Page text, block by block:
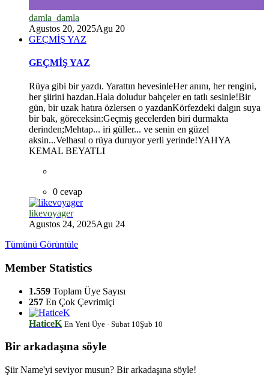
damla_damla
Agustos 20, 2025Agu 20
GEÇMİŞ YAZ
GEÇMİŞ YAZ
Rüya gibi bir yazdı. Yarattın hevesinleHer anını, her rengini,
her şiirini hazdan.Hala doludur bahçeler en tatlı sesinle!Bir
gün, bir uzak hatıra özlersen o yazdanKörfezdeki dalgın suya
bir bak, göreceksin:Geçmiş gecelerden biri durmakta
derinden;Mehtap... iri güller... ve senin en güzel
aksin...Velhasıl o rüya duruyor yerli yerinde!YAHYA
KEMAL BEYATLI
0 cevap
likevoyager
Agustos 24, 2025Agu 24
Tümünü Görüntüle
Member Statistics
1.559 Toplam Üye Sayısı
257 En Çok Çevrimiçi
HaticeK En Yeni Üye · Subat 10Şub 10
Bir arkadaşına söyle
Şiir Name'yi seviyor musun? Bir arkadaşına söyle!